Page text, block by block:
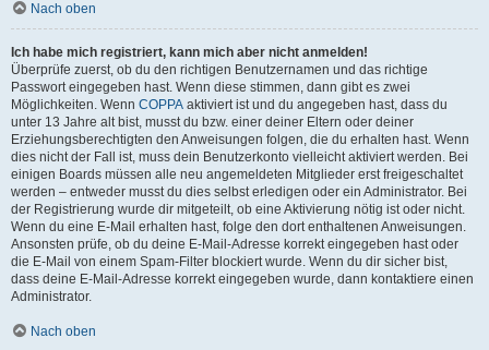
Nach oben
Ich habe mich registriert, kann mich aber nicht anmelden!
Überprüfe zuerst, ob du den richtigen Benutzernamen und das richtige
Passwort eingegeben hast. Wenn diese stimmen, dann gibt es zwei
Möglichkeiten. Wenn COPPA aktiviert ist und du angegeben hast, dass du
unter 13 Jahre alt bist, musst du bzw. einer deiner Eltern oder deiner
Erziehungsberechtigten den Anweisungen folgen, die du erhalten hast. Wenn
dies nicht der Fall ist, muss dein Benutzerkonto vielleicht aktiviert werden. Bei
einigen Boards müssen alle neu angemeldeten Mitglieder erst freigeschaltet
werden – entweder musst du dies selbst erledigen oder ein Administrator. Bei
der Registrierung wurde dir mitgeteilt, ob eine Aktivierung nötig ist oder nicht.
Wenn du eine E-Mail erhalten hast, folge den dort enthaltenen Anweisungen.
Ansonsten prüfe, ob du deine E-Mail-Adresse korrekt eingegeben hast oder
die E-Mail von einem Spam-Filter blockiert wurde. Wenn du dir sicher bist,
dass deine E-Mail-Adresse korrekt eingegeben wurde, dann kontaktiere einen
Administrator.
Nach oben